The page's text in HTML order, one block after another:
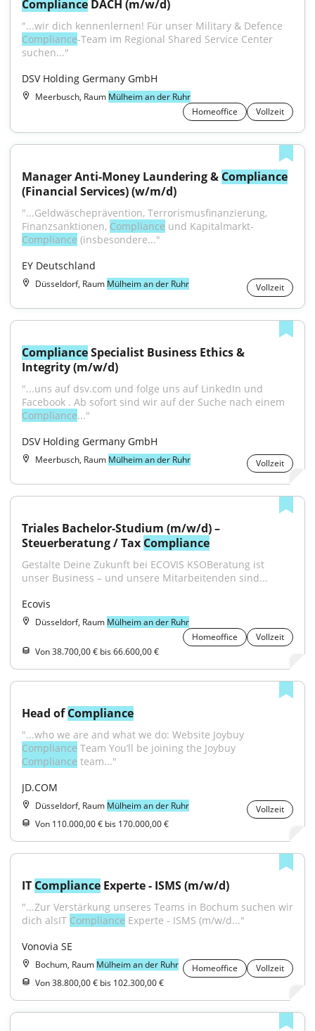
Compliance DACH (m/w/d)
Compliance-Team im Regional Shared Service Center
suchen..."
DSV Holding Germany GmbH
Meerbusch, Raum Mülheim an der Ruhr
Homeoffice
Vollzeit
Manager Anti-Money Laundering & Compliance
(Financial Services) (w/m/d)
"...Geldwäscheprävention, Terrorismusfinanzierung,
Finanzsanktionen, Compliance und Kapitalmarkt-
Compliance (insbesondere..."
EY Deutschland
Düsseldorf, Raum Mülheim an der Ruhr Vollzeit
Compliance Specialist Business Ethics &
Integrity (m/w/d)
"...uns auf dsv.com und folge uns auf LinkedIn und
Compliance..."
DSV Holding Germany GmbH
Meerbusch, Raum Mülheim an der Ruhr Vollzeit
Triales Bachelor-Studium (m/w/d) –
Steuerberatung / Tax Compliance
Gestalte Deine Zukunft bei ECOVIS KSOBeratung ist
unser Business – und unsere Mitarbeitenden sind...
Ecovis
Düsseldorf, Raum Mülheim an der Ruhr
Homeoffice
Vollzeit
Von 38.700,00 € bis 66.600,00 €
Head of Compliance
Compliance
Compliance team..."
JD.COM
Düsseldorf, Raum Mülheim an der Ruhr
Vollzeit
Von 110.000,00 € bis 170.000,00 €
IT Compliance Experte - ISMS (m/w/d)
"...Zur Verstärkung unseres Teams in Bochum suchen wir
dich alsIT Compliance Experte - ISMS (m/w/d..."
Vonovia SE
Bochum, Raum Mülheim an der Ruhr Homeoffice
Vollzeit
Von 38.800,00 € bis 102.300,00 €